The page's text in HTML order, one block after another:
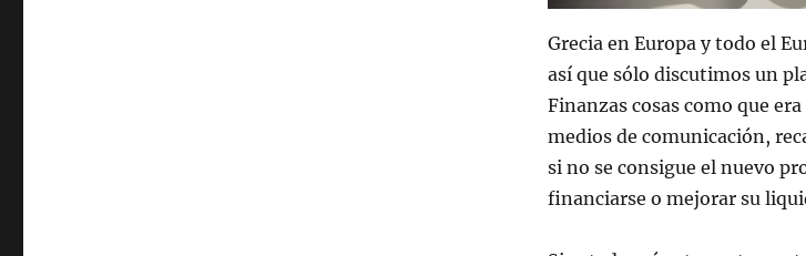
Grecia en Europa y todo el
así que sólo discutimos un
Finanzas cosas como que
medios de comunicación,
si no se consigue el nuevo
financiarse o mejorar su